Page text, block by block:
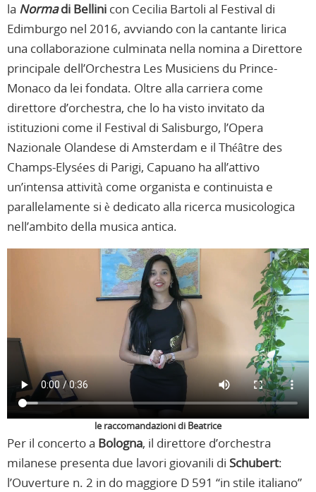
la Normadi Bellini con Cecilia Bartoli al Festival di
Edimburgo nel 2016, avviando con la cantante lirica
una collaborazione culminata nella nomina a Direttore
principale dell’Orchestra Les Musiciens du Prince-
Monaco da lei fondata. Oltre alla carriera come
direttore d’orchestra, che lo ha visto invitato da
istituzioni come il Festival di Salisburgo, l’Opera
Nazionale Olandese di Amsterdam e il Théâtre des
Champs-Elysées di Parigi, Capuano ha all’attivo
un’intensa attività come organista e continuista e
parallelamente si è dedicato alla ricerca musicologica
nell’ambito della musica antica.
le raccomandazioni di Beatrice
Per il concerto a Bologna, il direttore d’orchestra
milanese presenta due lavori giovanili di Schubert:
l’Ouverture n. 2 in do maggiore D 591 “in stile italiano”